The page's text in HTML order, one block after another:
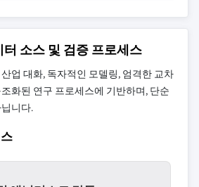
소스 및 검증 프로세스
업 대화, 독자적인 모델링, 엄격한 교차
화된 연구 프로세스에 기반하며, 단순
니다.